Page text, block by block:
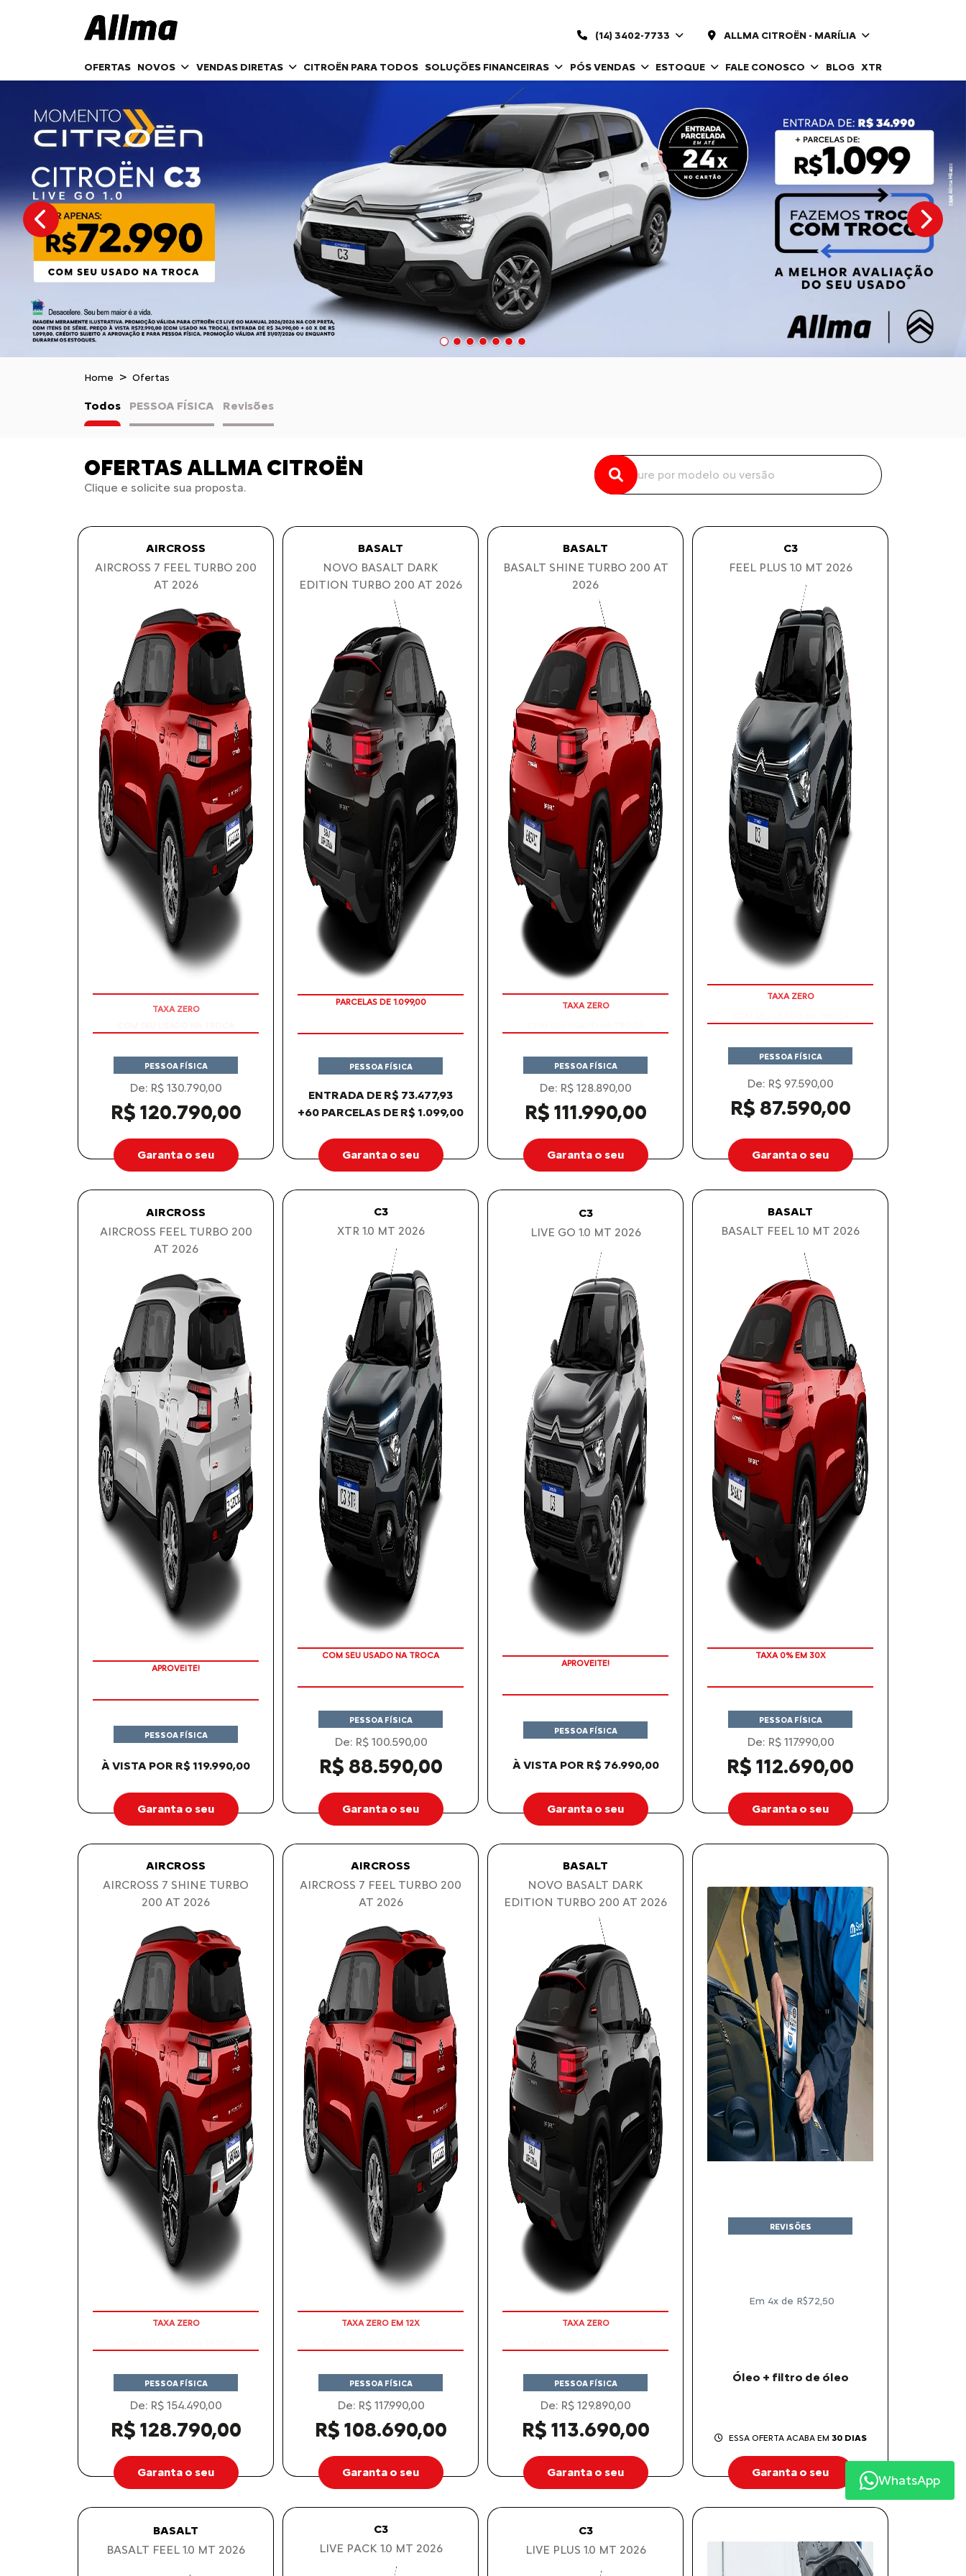
(14) 3402-7733 ALLMA CITROËN - MARÍLIA
OFERTAS NOVOS VENDAS DIRETAS CITROËN PARA TODOS SOLUÇÕES FINANCEIRAS PÓS VENDAS ESTOQUE FALE CONOSCO BLOG XTR
templates.template-01.components.carousel.texts.control_prev
Home Ofertas
Todos PESSOA FÍSICA Revisões
OFERTAS ALLMA CITROËN
Clique e solicite sua proposta.
AIRCROSS
AIRCROSS 7 FEEL TURBO 200
AT 2026
PESSOA FÍSICA
De: R$ 130.790,00
R$ 120.790,00
Garanta o seu
BASALT
NOVO BASALT DARK
EDITION TURBO 200 AT 2026
PARCELAS DE 1.099,00
ENTRADA DE R$ 73.477,93
+60 PARCELAS DE R$ 1.099,00
PESSOA FÍSICA
Garanta o seu
BASALT
BASALT SHINE TURBO 200 AT
2026
COM SEU USADO NA TROCA
PESSOA FÍSICA
De: R$ 128.890,00
R$ 111.990,00
Garanta o seu
C3
FEEL PLUS 1.0 MT 2026
COM SEU USADO NA TROCA
PESSOA FÍSICA
De: R$ 97.590,00
R$ 87.590,00
Garanta o seu
AIRCROSS
AIRCROSS FEEL TURBO 200
AT 2026
APROVEITE!
À VISTA POR R$ 119.990,00
PESSOA FÍSICA
Garanta o seu
C3
XTR 1.0 MT 2026
COM SEU USADO NA TROCA
PESSOA FÍSICA
De: R$ 100.590,00
R$ 88.590,00
Garanta o seu
C3
LIVE GO 1.0 MT 2026
APROVEITE!
À VISTA POR R$ 76.990,00
PESSOA FÍSICA
Garanta o seu
BASALT
BASALT FEEL 1.0 MT 2026
TAXA 0% EM 30X
PESSOA FÍSICA
De: R$ 117.990,00
R$ 112.690,00
Garanta o seu
AIRCROSS
AIRCROSS 7 SHINE TURBO
200 AT 2026
COM SEU USADO NA TROCA
PESSOA FÍSICA
De: R$ 154.490,00
R$ 128.790,00
Garanta o seu
AIRCROSS
AIRCROSS 7 FEEL TURBO 200
AT 2026
COM SEU USADO NA TROCA
PESSOA FÍSICA
De: R$ 117.990,00
R$ 108.690,00
Garanta o seu
BASALT
NOVO BASALT DARK
EDITION TURBO 200 AT 2026
COM SEU USADO NA TROCA
PESSOA FÍSICA
De: R$ 129.890,00
R$ 113.690,00
Garanta o seu
Óleo + filtro de óleo
REVISÕES
Em 4x de R$72,50
ESSA OFERTA ACABA EM 30 DIAS
Garanta o seu
BASALT
BASALT FEEL 1.0 MT 2026
C3
LIVE PACK 1.0 MT 2026
C3
LIVE PLUS 1.0 MT 2026
WhatsApp